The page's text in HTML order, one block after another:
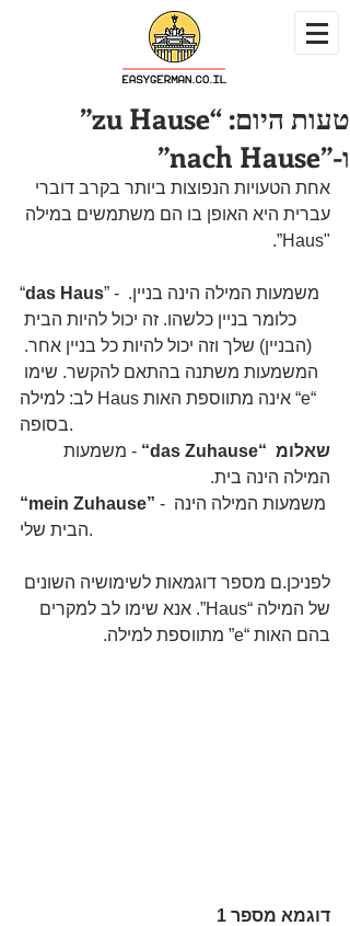
טעות היום: “zu Hause”
ו-”nach Hause”
אחת הטעויות הנפוצות ביותר בקרב דוברי
עברית היא האופן בו הם משתמשים במילה
"Haus”.
“das Haus” - משמעות המילה הינה בניין.
כלומר בניין כלשהו. זה יכול להיות הבית
(הבניין) שלך וזה יכול להיות כל בניין אחר.
המשמעות משתנה בהתאם להקשר. שימו
לב: למילה Haus אינה מתווספת האות “e“
בסופה.
שאלומ  “das Zuhause“
- משמעות
המילה הינה בית.
“mein Zuhause” - משמעות המילה הינה
הבית שלי.
לפניכן.ם מספר דוגמאות לשימושיה השונים
של המילה “Haus”. אנא שימו לב למקרים
בהם האות “e” מתווספת למילה.
דוגמא מספר 1